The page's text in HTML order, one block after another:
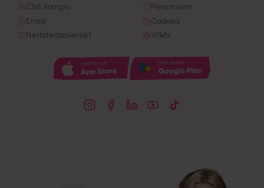
Chili Kompis
Emoji
Nettstedsoversikt
Personvern
Cookies
Vilkår